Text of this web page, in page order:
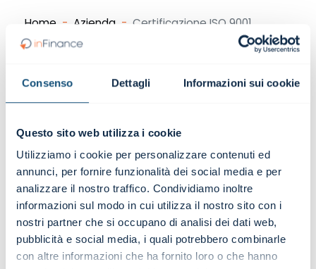
Consenso Dettagli Informazioni sui cookie
Questo sito web utilizza i cookie
Utilizziamo i cookie per personalizzare contenuti ed
annunci, per fornire funzionalità dei social media e per
analizzare il nostro traffico. Condividiamo inoltre
informazioni sul modo in cui utilizza il nostro sito con i
nostri partner che si occupano di analisi dei dati web,
pubblicità e social media, i quali potrebbero combinarle
con altre informazioni che ha fornito loro o che hanno
Home Azienda Certificazione ISO 9001